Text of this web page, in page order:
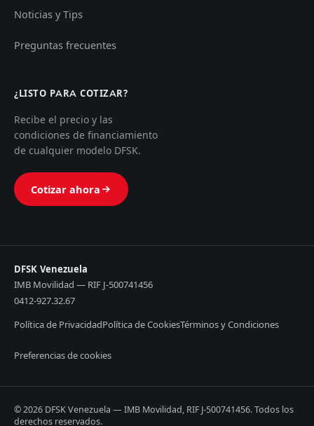
Noticias y Tips
Preguntas frecuentes
¿LISTO PARA COTIZAR?
Recibe el precio y las
condiciones de financiamiento
de cualquier modelo DFSK.
Cotizar ahora
DFSK Venezuela
IMB Movilidad — RIF J-500741456
0412-927.32.67
Política de PrivacidadPolítica de CookiesTérminos y Condiciones
Preferencias de cookies
© 2026 DFSK Venezuela — IMB Movilidad, RIF J-500741456. Todos los
derechos reservados.